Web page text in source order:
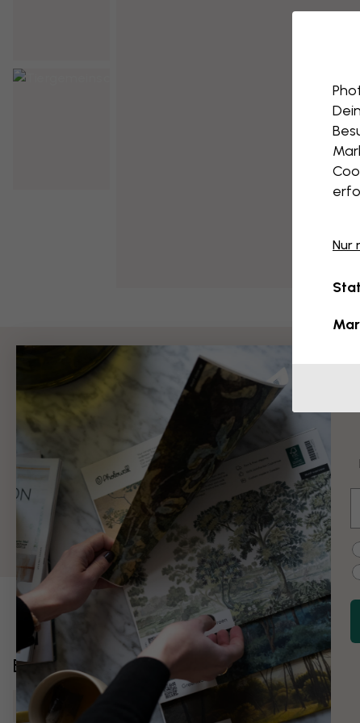
Entdecken Sie mehr
Natur Für Kinder Niedliche Tiere
Nur